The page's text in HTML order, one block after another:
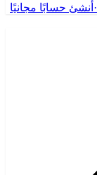
· أنشئ حسابًا مجانيًا